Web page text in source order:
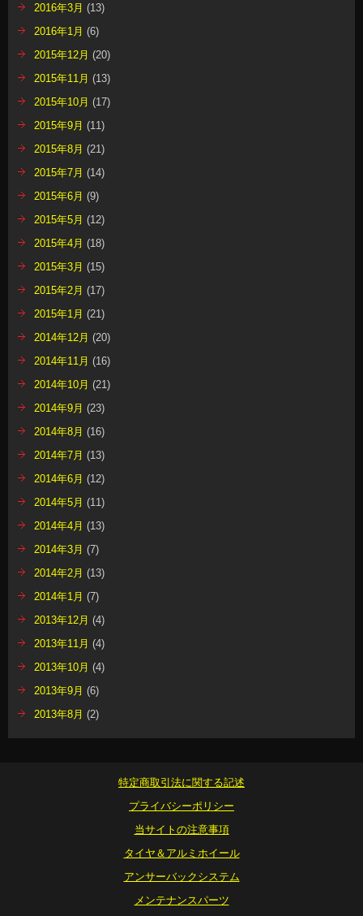
2016年3月 (13)
2016年1月 (6)
2015年12月 (20)
2015年11月 (13)
2015年10月 (17)
2015年9月 (11)
2015年8月 (21)
2015年7月 (14)
2015年6月 (9)
2015年5月 (12)
2015年4月 (18)
2015年3月 (15)
2015年2月 (17)
2015年1月 (21)
2014年12月 (20)
2014年11月 (16)
2014年10月 (21)
2014年9月 (23)
2014年8月 (16)
2014年7月 (13)
2014年6月 (12)
2014年5月 (11)
2014年4月 (13)
2014年3月 (7)
2014年2月 (13)
2014年1月 (7)
2013年12月 (4)
2013年11月 (4)
2013年10月 (4)
2013年9月 (6)
2013年8月 (2)
特定商取引法に関する記述
プライバシーポリシー
当サイトの注意事項
タイヤ＆アルミホイール
アンサーバックシステム
メンテナンスパーツ